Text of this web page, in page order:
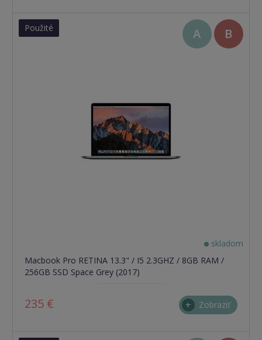
Použité A B
skladom
Macbook Pro RETINA 13.3" / I5 2.3GHZ / 8GB RAM /
256GB SSD Space Grey (2017)
235 € Zobraziť